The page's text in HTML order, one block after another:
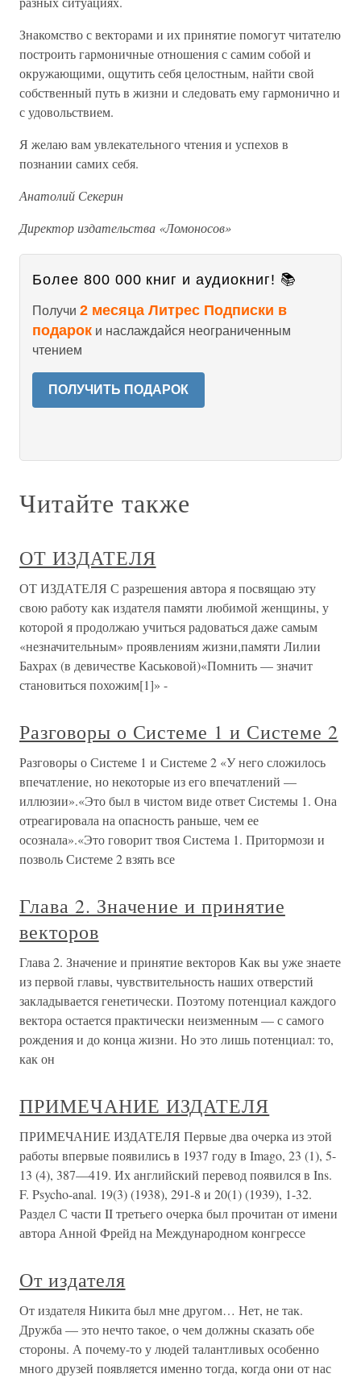
Знакомство с векторами и их принятие помогут читателю
построить гармоничные отношения с самим собой и
окружающими, ощутить себя целостным, найти свой
собственный путь в жизни и следовать ему гармонично и
с удовольствием.
Я желаю вам увлекательного чтения и успехов в
познании самих себя.
Анатолий Секерин
Директор издательства «Ломоносов»
Более 800 000 книг и аудиокниг! 📚
Получи 2 месяца Литрес Подписки в
подарок и наслаждайся неограниченным
чтением
ПОЛУЧИТЬ ПОДАРОК
Читайте также
ОТ ИЗДАТЕЛЯ
ОТ ИЗДАТЕЛЯ С разрешения автора я посвящаю эту
свою работу как издателя памяти любимой женщины, у
которой я продолжаю учиться радоваться даже самым
«незначительным» проявлениям жизни,памяти Лилии
Бахрах (в девичестве Каськовой)«Помнить — значит
становиться похожим[1]» -
Разговоры о Системе 1 и Системе 2
Разговоры о Системе 1 и Системе 2 «У него сложилось
впечатление, но некоторые из его впечатлений —
иллюзии».«Это был в чистом виде ответ Системы 1. Она
отреагировала на опасность раньше, чем ее
осознала».«Это говорит твоя Система 1. Притормози и
позволь Системе 2 взять все
Глава 2. Значение и принятие
векторов
Глава 2. Значение и принятие векторов Как вы уже знаете
из первой главы, чувствительность наших отверстий
закладывается генетически. Поэтому потенциал каждого
вектора остается практически неизменным — с самого
рождения и до конца жизни. Но это лишь потенциал: то,
как он
ПРИМЕЧАНИЕ ИЗДАТЕЛЯ
ПРИМЕЧАНИЕ ИЗДАТЕЛЯ Первые два очерка из этой
работы впервые появились в 1937 году в Imago, 23 (1), 5-
13 (4), 387—419. Их английский перевод появился в Ins.
F. Psycho-anal. 19(3) (1938), 291-8 и 20(1) (1939), 1-32.
Раздел С части II третьего очерка был прочитан от имени
автора Анной Фрейд на Международном конгрессе
От издателя
От издателя Никита был мне другом… Нет, не так.
Дружба — это нечто такое, о чем должны сказать обе
стороны. А почему-то у людей талантливых особенно
много друзей появляется именно тогда, когда они от нас